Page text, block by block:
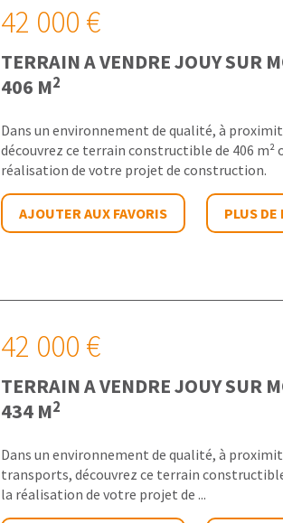
42 000 €
TERRAIN A VENDREJOUY SUR
406 M2
Dans un environnement de qualité, à
découvrez ce terrain constructible de 406 m²
réalisation de votre projet de construction.
AJOUTER AUX FAVORIS PLUS DE
42 000 €
TERRAIN A VENDREJOUY SUR
434 M2
Dans un environnement de qualité, à
transports, découvrez ce terrain
la réalisation de votre projet de ...